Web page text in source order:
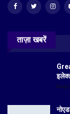
ताज़ा खबरें
Aug